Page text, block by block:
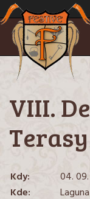
Přeskočit
k
obsahu
VIII.
Terasy
Kdy:
04.
Kde: